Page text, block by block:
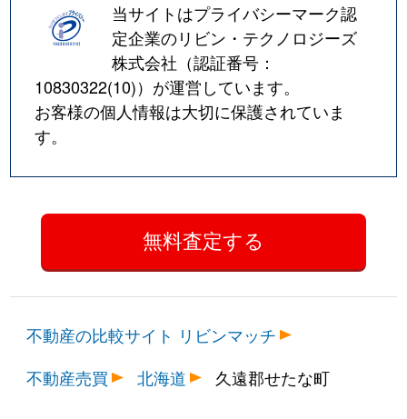
当サイトはプライバシーマーク認
定企業のリビン・テクノロジーズ
株式会社（認証番号：
10830322(10)）が運営しています。
お客様の個人情報は大切に保護されていま
す。
不動産の比較サイト リビンマッチ
不動産売買
北海道 久遠郡せたな町